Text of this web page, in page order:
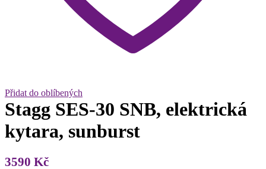
Přidat do oblíbených
Stagg SES-30 SNB, elektrická
kytara, sunburst
3590 Kč